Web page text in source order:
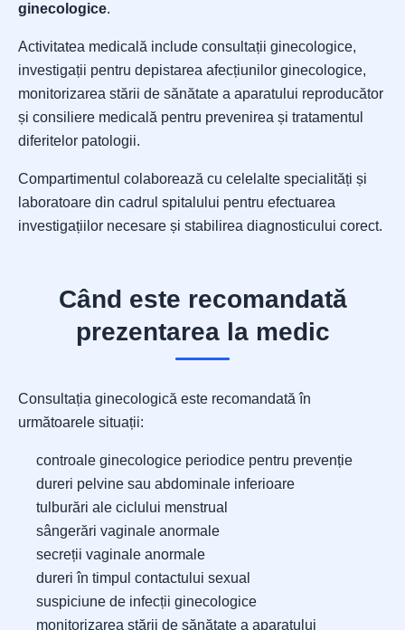
ginecologice.
Activitatea medicală include consultații ginecologice,
investigații pentru depistarea afecțiunilor ginecologice,
monitorizarea stării de sănătate a aparatului reproducător
și consiliere medicală pentru prevenirea și tratamentul
diferitelor patologii.
Compartimentul colaborează cu celelalte specialități și
laboratoare din cadrul spitalului pentru efectuarea
investigațiilor necesare și stabilirea diagnosticului corect.
Când este recomandată
prezentarea la medic
Consultația ginecologică este recomandată în
următoarele situații:
controale ginecologice periodice pentru prevenție
dureri pelvine sau abdominale inferioare
tulburări ale ciclului menstrual
sângerări vaginale anormale
secreții vaginale anormale
dureri în timpul contactului sexual
suspiciune de infecții ginecologice
monitorizarea stării de sănătate a aparatului